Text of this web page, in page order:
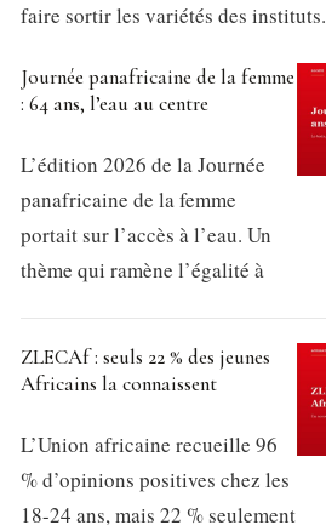
faire sortir les variétés des instituts.
Journée panafricaine de la femme
: 64 ans, l’eau au centre
L’édition 2026 de la Journée
panafricaine de la femme
portait sur l’accès à l’eau. Un
thème qui ramène l’égalité à
ZLECAf : seuls 22 % des jeunes
Africains la connaissent
L’Union africaine recueille 96
% d’opinions positives chez les
18-24 ans, mais 22 % seulement